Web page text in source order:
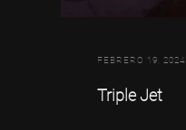
FEBRERO 19, 2024
Triple Jet